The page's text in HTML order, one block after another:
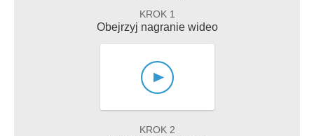
KROK 1
Obejrzyj nagranie wideo
KROK 2